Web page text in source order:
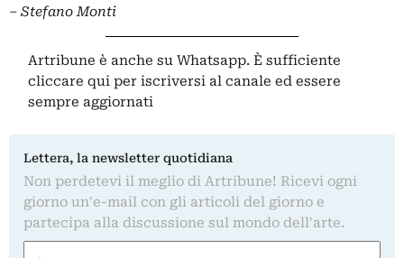
‒ Stefano Monti
Artribune è anche su Whatsapp. È sufficiente
cliccare qui per iscriversi al canale ed essere
sempre aggiornati
Lettera, la newsletter quotidiana
Non perdetevi il meglio di Artribune! Ricevi ogni
giorno un'e-mail con gli articoli del giorno e
partecipa alla discussione sul mondo dell'arte.